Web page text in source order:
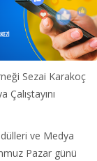
Sezai Karakoç
ve Medya
Pazar günü